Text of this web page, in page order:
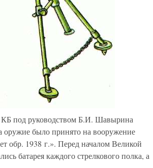
под руководством Б.И. Шавырина
оружие было принято на вооружение
обр. 1938 г.». Перед началом Великой
батарея каждого стрелкового полка, а